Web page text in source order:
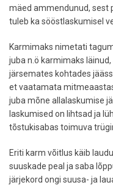
mäed ammendunud, sest
tuleb ka sööstlaskumisel
Karmimaks nimetati
juba n.ö karmimaks
järsemates kohtades
et vaatamata
juba mõne allalaskumise
laskumised on lihtsad ja
tõstukisabas toimuva
Eriti karm võitlus käib
suuskade peal ja saba
järjekord ongi suusa- ja